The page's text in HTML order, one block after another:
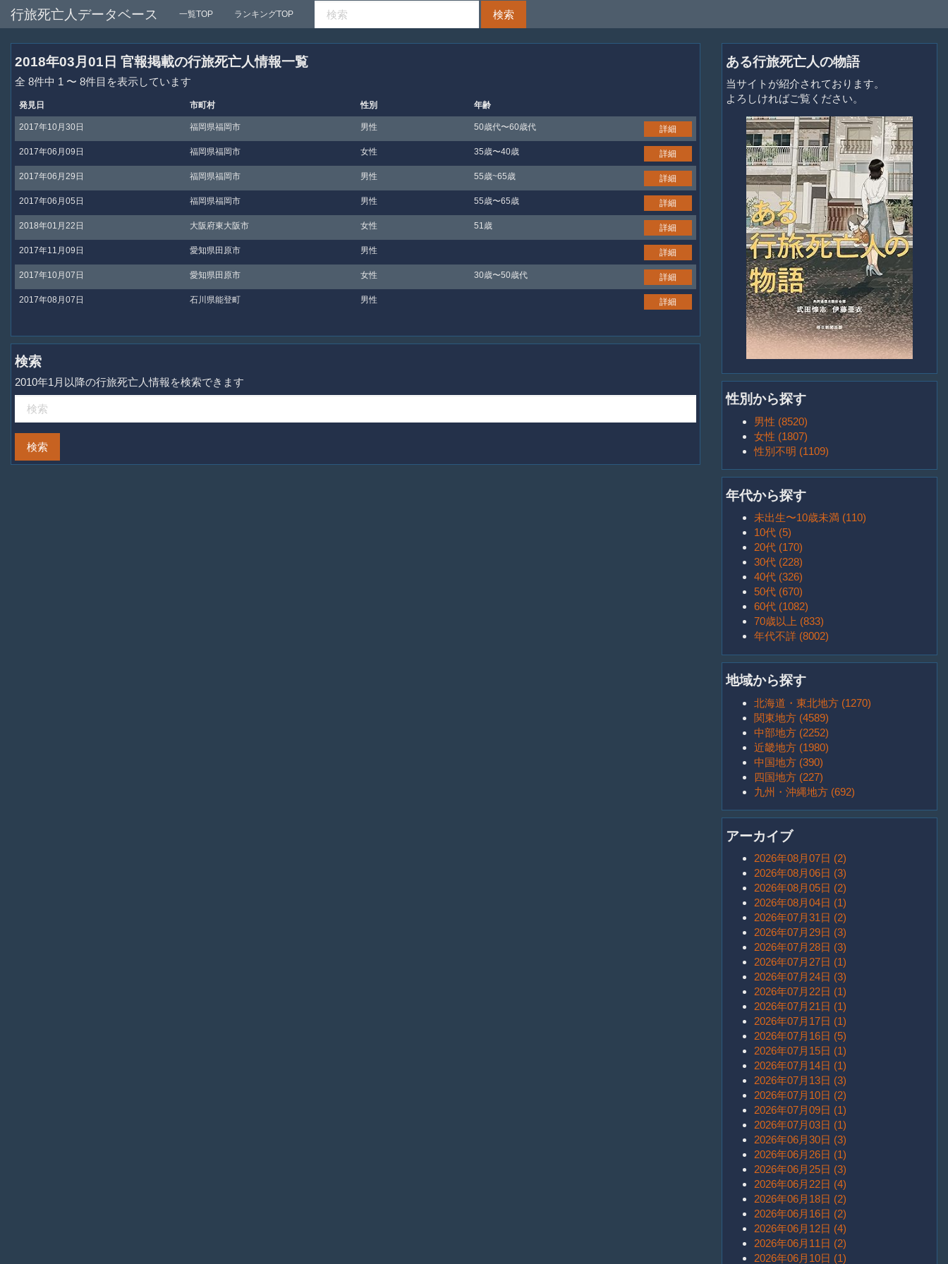
行旅死亡人データベース 一覧TOP ランキングTOP
2018年03月01日 官報掲載の行旅死亡人情報一覧
全 8件中 1 〜 8件目を表示しています
発見日 市町村 性別 年齢
2017年10月30日 福岡県福岡市 男性 50歳代〜60歳代 詳細
2017年06月09日 福岡県福岡市 女性 35歳〜40歳 詳細
2017年06月29日 福岡県福岡市 男性 55歳~65歳 詳細
2017年06月05日 福岡県福岡市 男性 55歳〜65歳 詳細
2018年01月22日 大阪府東大阪市 女性 51歳 詳細
2017年11月09日 愛知県田原市 男性 詳細
2017年10月07日 愛知県田原市 女性 30歳〜50歳代 詳細
2017年08月07日 石川県能登町 男性 詳細
検索
2010年1月以降の行旅死亡人情報を検索できます
ある行旅死亡人の物語
当サイトが紹介されております。
よろしければご覧ください。
性別から探す
男性 (8520)
女性 (1807)
性別不明 (1109)
年代から探す
未出生〜10歳未満 (110)
10代 (5)
20代 (170)
30代 (228)
40代 (326)
50代 (670)
60代 (1082)
70歳以上 (833)
年代不詳 (8002)
地域から探す
北海道・東北地方 (1270)
関東地方 (4589)
中部地方 (2252)
近畿地方 (1980)
中国地方 (390)
四国地方 (227)
九州・沖縄地方 (692)
アーカイブ
2026年08月07日 (2)
2026年08月06日 (3)
2026年08月05日 (2)
2026年08月04日 (1)
2026年07月31日 (2)
2026年07月29日 (3)
2026年07月28日 (3)
2026年07月27日 (1)
2026年07月24日 (3)
2026年07月22日 (1)
2026年07月21日 (1)
2026年07月17日 (1)
2026年07月16日 (5)
2026年07月15日 (1)
2026年07月14日 (1)
2026年07月13日 (3)
2026年07月10日 (2)
2026年07月09日 (1)
2026年07月03日 (1)
2026年06月30日 (3)
2026年06月26日 (1)
2026年06月25日 (3)
2026年06月22日 (4)
2026年06月18日 (2)
2026年06月16日 (2)
2026年06月12日 (4)
2026年06月11日 (2)
2026年06月10日 (1)